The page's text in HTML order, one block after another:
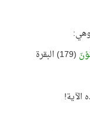
(179) البقرة